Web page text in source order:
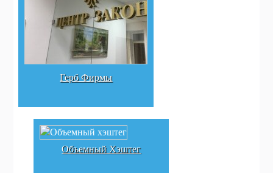
Герб Фирмы
Объемный Хэштег